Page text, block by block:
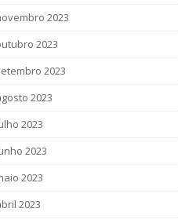
2023
2023
2023
2023
2023
2023
2023
2023